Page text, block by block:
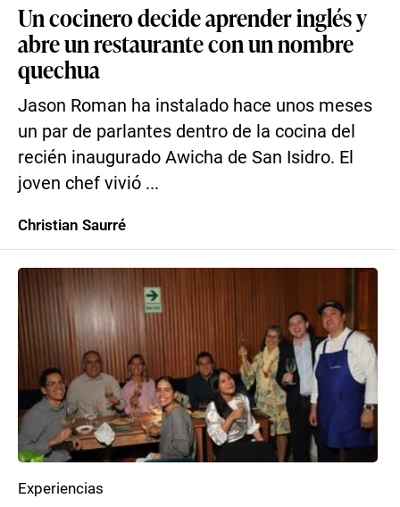
Un cocinero decide aprender inglés y
abre un restaurante con un nombre
quechua
Jason Roman ha instalado hace unos meses
un par de parlantes dentro de la cocina del
recién inaugurado Awicha de San Isidro. El
joven chef vivió ...
Christian Saurré
Experiencias